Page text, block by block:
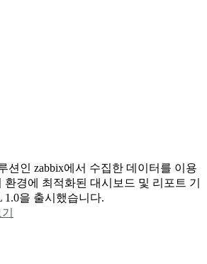
션인 zabbix에서 수집한 데이터를 이용
경에 최적화된 대시보드 및 리포트 기
1.0을 출시했습니다.